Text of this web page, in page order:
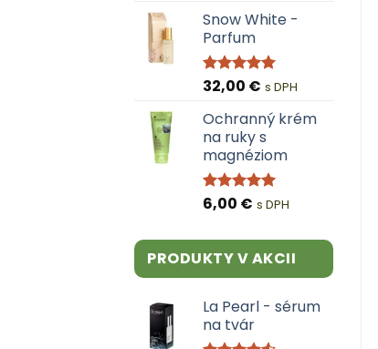
Snow White -
Parfum
Hodnotenie
32,00 € s DPH
Ochranný krém
na ruky s
magnéziom
Hodnotenie
6,00 € s DPH
PRODUKTY V AKCII
La Pearl - sérum
na tvár